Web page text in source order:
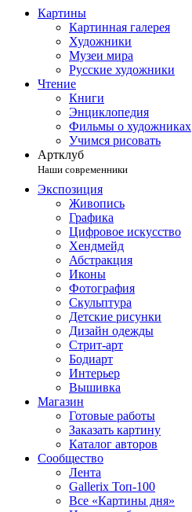
Картины
Картинная галерея
Художники
Музеи мира
Русские художники
Чтение
Книги
Энциклопедия
Фильмы о художниках
Учимся рисовать
Артклуб
Наши современники
Экспозиция
Живопись
Графика
Цифровое искусство
Хендмейд
Абстракция
Иконы
Фотография
Скульптура
Детские рисунки
Дизайн одежды
Стрит-арт
Бодиарт
Интерьер
Вышивка
Магазин
Готовые работы
Заказать картину
Каталог авторов
Сообщество
Лента
Gallerix Топ-100
Все «Картины дня»